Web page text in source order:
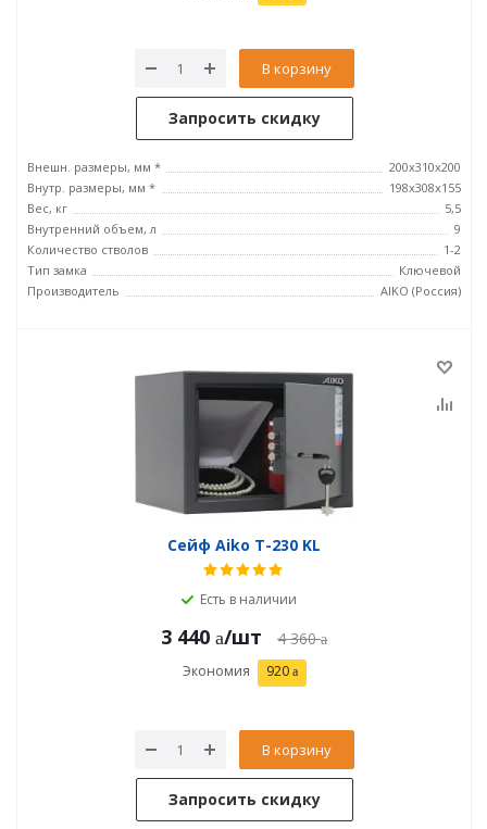
В корзину
Запросить скидку
Внешн. размеры, мм *
200x310x200
Внутр. размеры, мм *
198x308x155
Вес, кг
5,5
Внутренний объем, л
9
Количество стволов
1-2
Тип замка
Ключевой
Производитель
AIKO (Россия)
Сейф Aiko T-230 KL
Есть в наличии
3 440 /шт 4 360
Экономия 920
В корзину
Запросить скидку